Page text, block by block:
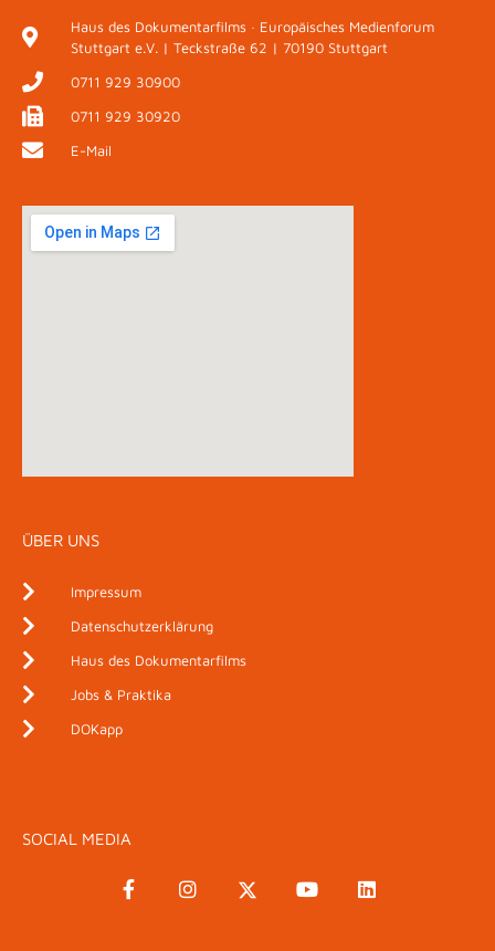
Haus des Dokumentarfilms · Europäisches Medienforum
Stuttgart e.V. | Teckstraße 62 | 70190 Stuttgart
0711 929 30900
0711 929 30920
E-Mail
ÜBER UNS
Impressum
Datenschutzerklärung
Haus des Dokumentarfilms
Jobs & Praktika
DOKapp
SOCIAL MEDIA